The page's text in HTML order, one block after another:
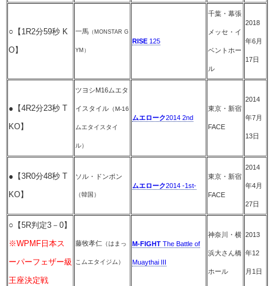
○【1R2分59秒 K
O】
一馬 （ MONSTAR G
YM ）
RISE 125
千葉・幕張
メッセ・イ
ベントホー
ル
2018
年6月
17日
●【4R2分23秒 T
KO】
ツヨシM16ムエタ
イスタイル （M-16
ムエタイスタイ
ル）
ムエローク2014 2nd
東京・新宿
FACE
2014
年7月
13日
●【3R0分48秒 T
KO】
ソル・ドンポン
（韓国）
ムエローク2014 -1st-
東京・新宿
FACE
2014
年4月
27日
○【5R判定3－0】
※WPMF日本ス
ーパーフェザー級
王座決定戦
藤牧孝仁 （はまっ
こムエタイジム）
M-FIGHT The Battle of
Muaythai III
神奈川・横
浜大さん橋
ホール
2013
年12
月1日